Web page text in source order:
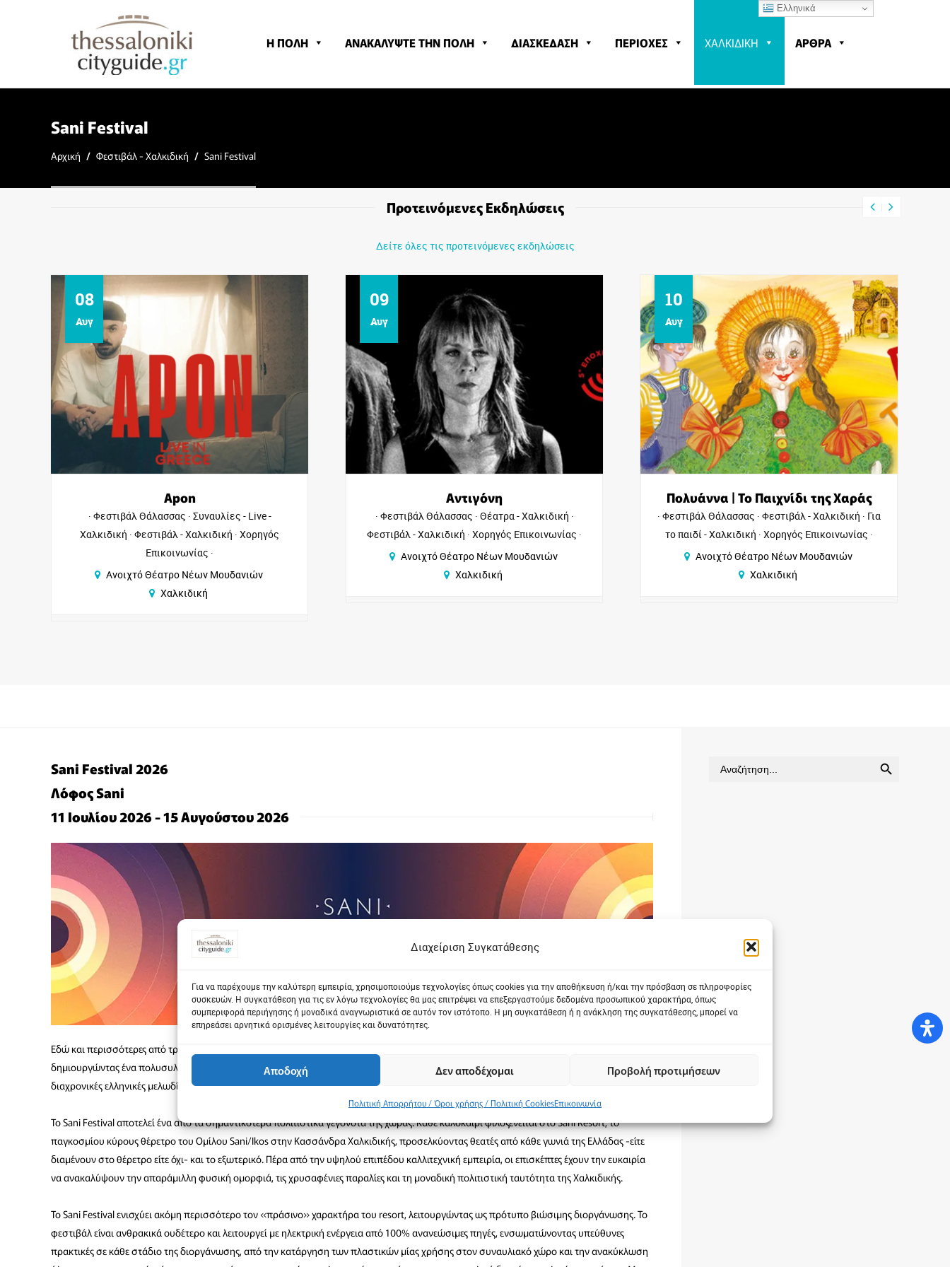
Διαχείριση Συγκατάθεσης
Για να παρέχουμε την καλύτερη εμπειρία, χρησιμοποιούμε τεχνολογίες όπως cookies για την αποθήκευση ή/και την πρόσβαση σε πληροφορίες
συσκευών. Η συγκατάθεση για τις εν λόγω τεχνολογίες θα μας επιτρέψει να επεξεργαστούμε δεδομένα προσωπικού χαρακτήρα, όπως
συμπεριφορά περιήγησης ή μοναδικά αναγνωριστικά σε αυτόν τον ιστότοπο. Η μη συγκατάθεση ή η ανάκληση της συγκατάθεσης, μπορεί να
επηρεάσει αρνητικά ορισμένες λειτουργίες και δυνατότητες.
Αποδοχή Δεν αποδέχομαι Προβολή προτιμήσεων
Πολιτική Απορρήτου / Όροι χρήσης / Πολιτική CookiesΕπικοινωνία
Η ΠΟΛΗ ΑΝΑΚΑΛΥΨΤΕ ΤΗΝ ΠΟΛΗ ΔΙΑΣΚΕΔΑΣΗ ΠΕΡΙΟΧΕΣ ΧΑΛΚΙΔΙΚΗ ΑΡΘΡΑ
Sani Festival
Αρχική / Φεστιβάλ - Χαλκιδική / Sani Festival
Προτεινόμενες Εκδηλώσεις
Δείτε όλες τις προτεινόμενες εκδηλώσεις
09
Φεστιβάλ Θάλασσας
Φεστιβάλ - Χαλκιδική Χορηγός Επικοινωνίας
Ανοιχτό Θέατρο Νέων Μουδανιών
Χαλκιδική
10
Αυγ
Πολυάννα | Το Παιχνίδι της Χαράς
Φεστιβάλ Θάλασσας Φεστιβάλ - Χαλκιδική Για
το παιδί - Χαλκιδική Χορηγός Επικοινωνίας
Ανοιχτό Θέατρο Νέων Μουδανιών
11
Αυγ
Πλούτος του Αριστοφάνη
Φεστιβάλ Θάλασσας
Θέατρα -
Φεστιβάλ - Χαλκιδική Χορηγός
Ανοιχτό Θέατρο Νέων Μουδανιών
Sani Festival 2026
Λόφος Sani
11 Ιουλίου 2026 - 15 Αυγούστου 2026
Εδώ και περισσότερες από τρεις δεκαετίες, το φεστιβάλ φιλοξενεί κορυφαίους καλλιτέχνες και θρύλους της παγκόσμιας μουσικής σκηνής,
δημιουργώντας ένα πολυσυλλεκτικό μουσικό ταξίδι που εκτείνεται από την rock και την jazz έως τις μουσικές του κόσμου και τις
διαχρονικές ελληνικές μελωδίες, σε ένα μοναδικό φυσικό σκηνικό με φόντο το Αιγαίο.
Το Sani Festival αποτελεί ένα από τα σημαντικότερα πολιτιστικά γεγονότα της χώρας. Κάθε καλοκαίρι φιλοξενείται στο Sani Resort, το
παγκοσμίου κύρους θέρετρο του Ομίλου Sani/Ikos στην Κασσάνδρα Χαλκιδικής, προσελκύοντας θεατές από κάθε γωνιά της Ελλάδας -είτε
διαμένουν στο θέρετρο είτε όχι- και το εξωτερικό. Πέρα από την υψηλού επιπέδου καλλιτεχνική εμπειρία, οι επισκέπτες έχουν την ευκαιρία
να ανακαλύψουν την απαράμιλλη φυσική ομορφιά, τις χρυσαφένιες παραλίες και τη μοναδική πολιτιστική ταυτότητα της Χαλκιδικής.
Το Sani Festival ενισχύει ακόμη περισσότερο τον «πράσινο» χαρακτήρα του resort, λειτουργώντας ως πρότυπο βιώσιμης διοργάνωσης. Το
φεστιβάλ είναι ανθρακικά ουδέτερο και λειτουργεί με ηλεκτρική ενέργεια από 100% ανανεώσιμες πηγές, ενσωματώνοντας υπεύθυνες
πρακτικές σε κάθε στάδιο της διοργάνωσης, από την κατάργηση των πλαστικών μίας χρήσης στον συναυλιακό χώρο και την ανακύκλωση
for:
Ελληνικά